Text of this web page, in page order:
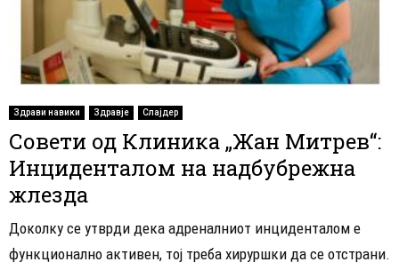
Здрави навики Здравје Слајдер
Совети од Клиника „Жан Митрев“:
Инциденталом на надбубрежна
жлезда
Доколку се утврди дека адреналниот инциденталом е
функционално активен, тој треба хируршки да се отстрани.